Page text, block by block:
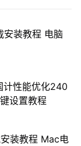
安装教程 电脑
计性能优化240
设置教程
装教程 Mac电